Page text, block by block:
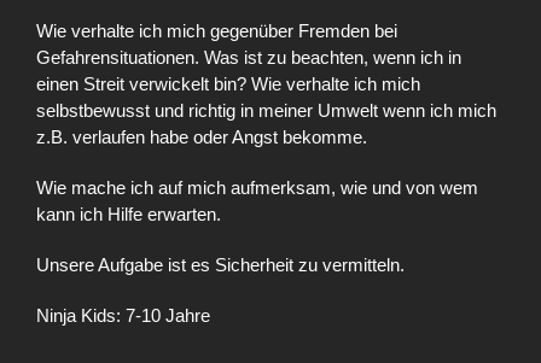
Wie verhalte ich mich gegenüber Fremden bei
Gefahrensituationen. Was ist zu beachten, wenn ich in
einen Streit verwickelt bin? Wie verhalte ich mich
selbstbewusst und richtig in meiner Umwelt wenn ich mich
z.B. verlaufen habe oder Angst bekomme.
Wie mache ich auf mich aufmerksam, wie und von wem
kann ich Hilfe erwarten.
Unsere Aufgabe ist es Sicherheit zu vermitteln.
Ninja Kids: 7-10 Jahre